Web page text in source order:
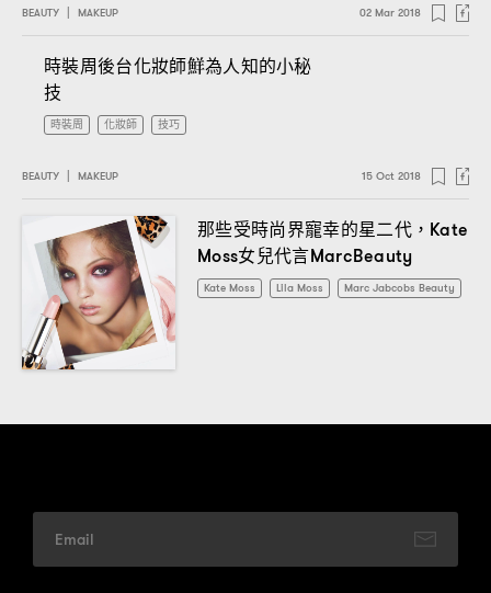
BEAUTY | MAKEUP 02 Mar 2018
時裝周後台化妝師鮮為人知的小秘
技
時裝周 化妝師 技巧
BEAUTY | MAKEUP 15 Oct 2018
那些受時尚界寵幸的星二代，Kate
Moss女兒代言MarcBeauty
Kate Moss Lila Moss Marc Jabcobs Beauty